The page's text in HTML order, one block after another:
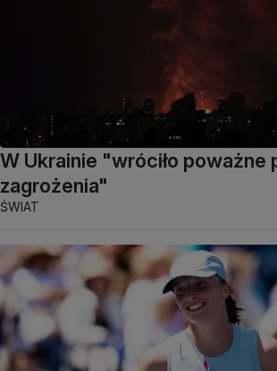
W Ukrainie "wróciło poważne
zagrożenia"
ŚWIAT